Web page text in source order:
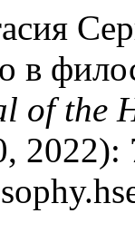
в
of the